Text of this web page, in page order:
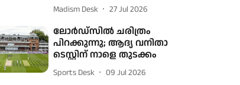
Madism Desk 27 Jul 2026
ലോർഡ്സിൽ ചരിത്രം
പിറക്കുന്നു; ആദ്യ വനിതാ
ടെസ്റ്റിന് നാളെ തുടക്കം
Sports Desk 09 Jul 2026